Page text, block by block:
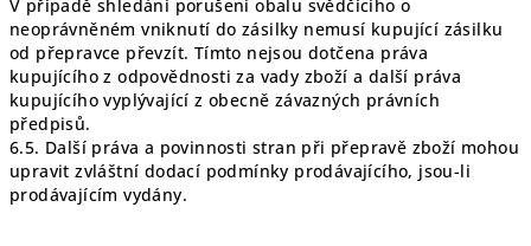
V případě shledání porušení obalu svědčícího o
neoprávněném vniknutí do zásilky nemusí kupující zásilku
od přepravce převzít. Tímto nejsou dotčena práva
kupujícího z odpovědnosti za vady zboží a další práva
kupujícího vyplývající z obecně závazných právních
předpisů.
6.5. Další práva a povinnosti stran při přepravě zboží mohou
upravit zvláštní dodací podmínky prodávajícího, jsou-li
prodávajícím vydány.